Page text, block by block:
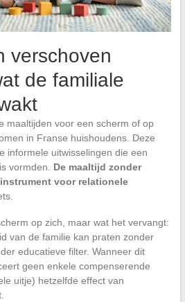
verschoven
de familiale
maaltijden voor een scherm of op
in Franse huishoudens. Deze
informele uitwisselingen die een
vormden. De maaltijd zonder
voor relationele
op zich, maar wat het vervangt:
van de familie kan praten zonder
educatieve filter. Wanneer dit
geen enkele compenserende
uitje) hetzelfde effect van